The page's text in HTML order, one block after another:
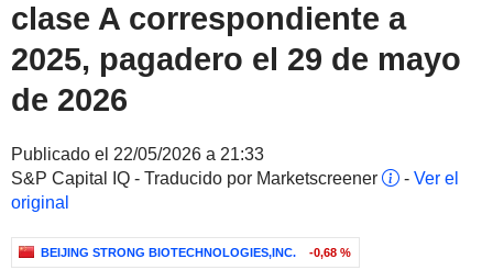
clase A correspondiente a
2025, pagadero el 29 de mayo
de 2026
Publicado el 22/05/2026 a 21:33
S&P Capital IQ - Traducido por Marketscreener
- Ver el
original
BEIJING STRONG BIOTECHNOLOGIES,INC. -0,68 %